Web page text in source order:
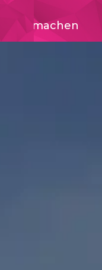
Mitmachen